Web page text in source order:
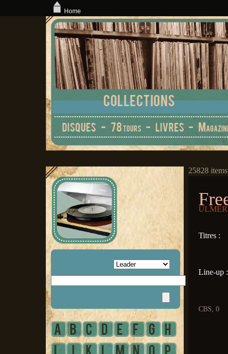
25828 items
Titres :
Line-up :
CBS, 0
Home